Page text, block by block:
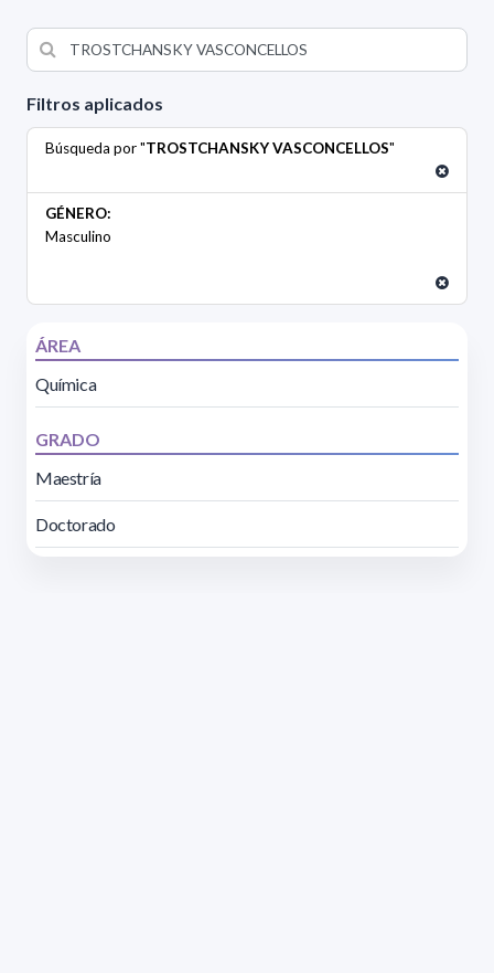
Filtros aplicados
Búsqueda por "TROSTCHANSKY VASCONCELLOS"
GÉNERO:
Masculino
ÁREA
Química
GRADO
Maestría
Doctorado